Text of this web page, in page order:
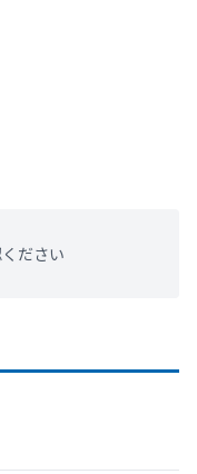
ださい